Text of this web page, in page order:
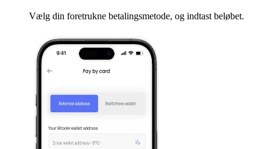
Vælg din foretrukne betalingsmetode, og indtast beløbet.